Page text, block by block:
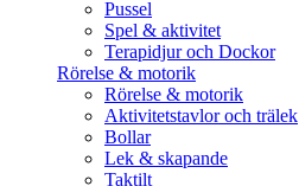
Pussel
Spel & aktivitet
Terapidjur och Dockor
Rörelse & motorik
Rörelse & motorik
Aktivitetstavlor och trälek
Bollar
Lek & skapande
Taktilt